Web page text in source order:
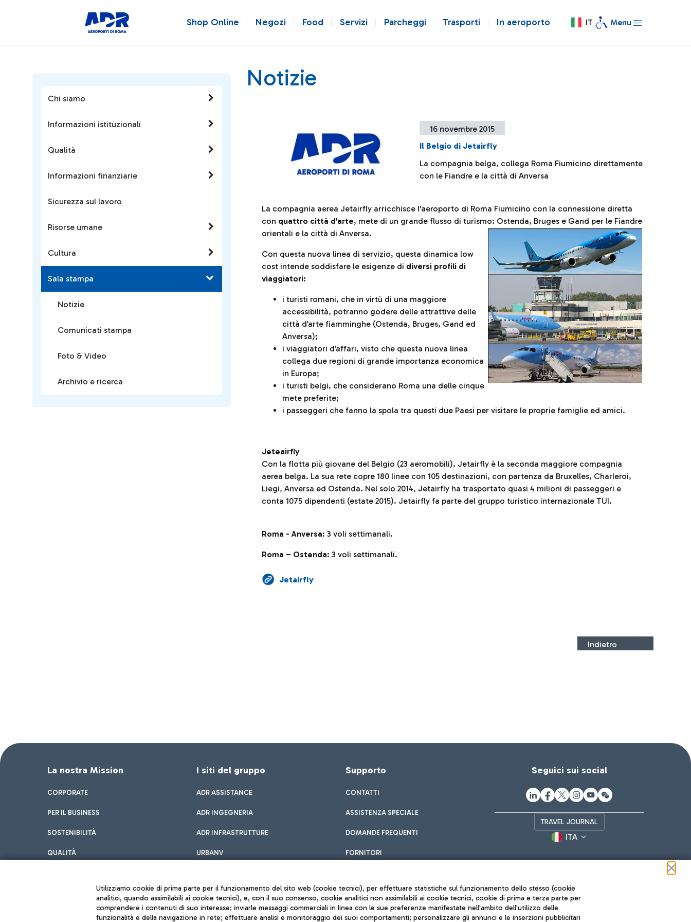
Shop Online Negozi Food Servizi Parcheggi Trasporti In aeroporto IT Menu
Chi siamo
Informazioni istituzionali
Qualità
Informazioni finanziarie
Sicurezza sul lavoro
Risorse umane
Cultura
Sala stampa
Notizie
Comunicati stampa
Foto & Video
Archivio e ricerca
Notizie
16 novembre 2015
Il Belgio di Jetairfly
La compagnia belga, collega Roma Fiumicino direttamente
con le Fiandre e la città di Anversa
La compagnia aerea Jetairfly arricchisce l'aeroporto di Roma Fiumicino con la connessione diretta
con quattro città d’arte, mete di un grande flusso di turismo: Ostenda, Bruges e Gand per le Fiandre
orientali e la città di Anversa.
Con questa nuova linea di servizio, questa dinamica low
cost intende soddisfare le esigenze di diversi profili di
viaggiatori:
i turisti romani, che in virtù di una maggiore
accessibilità, potranno godere delle attrattive delle
città d’arte fiamminghe (Ostenda, Bruges, Gand ed
Anversa);
i viaggiatori d’affari, visto che questa nuova linea
collega due regioni di grande importanza economica
in Europa;
i turisti belgi, che considerano Roma una delle cinque
mete preferite;
i passeggeri che fanno la spola tra questi due Paesi per visitare le proprie famiglie ed amici.
Jeteairfly
Con la flotta più giovane del Belgio (23 aeromobili), Jetairfly è la seconda maggiore compagnia
aerea belga. La sua rete copre 180 linee con 105 destinazioni, con partenza da Bruxelles, Charleroi,
Liegi, Anversa ed Ostenda. Nel solo 2014, Jetairfly ha trasportato quasi 4 milioni di passeggeri e
conta 1075 dipendenti (estate 2015). Jetairfly fa parte del gruppo turistico internazionale TUI.
Roma - Anversa: 3 voli settimanali.
Roma – Ostenda: 3 voli settimanali.
Jetairfly
Indietro
La nostra Mission
CORPORATE
PER IL BUSINESS
SOSTENIBILITÀ
QUALITÀ
I siti del gruppo
ADR ASSISTANCE
ADR INGEGNERIA
ADR INFRASTRUTTURE
URBANV
Supporto
CONTATTI
ASSISTENZA SPECIALE
DOMANDE FREQUENTI
FORNITORI
Seguici sui social
TRAVEL JOURNAL
ITA
Utilizziamo cookie di prima parte per il funzionamento del sito web (cookie tecnici), per effettuare statistiche sul funzionamento dello stesso (cookie
analitici, quando assimilabili ai cookie tecnici), e, con il suo consenso, cookie analitici non assimilabili ai cookie tecnici, cookie di prima e terza parte per
comprendere i contenuti di suo interesse; inviarle messaggi commerciali in linea con le sue preferenze manifestate nell'ambito dell'utilizzo delle
funzionalità e della navigazione in rete; effettuare analisi e monitoraggio dei suoi comportamenti; personalizzare gli annunci e le inserzioni pubblicitari